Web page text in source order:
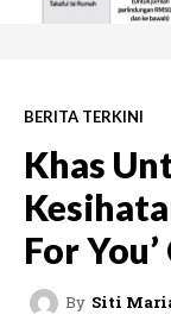
BERITA TERKINI
Khas
For
By Siti